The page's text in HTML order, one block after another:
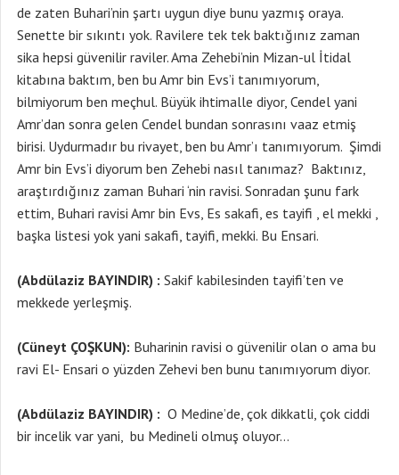
de zaten Buhari’nin şartı uygun diye bunu yazmış oraya.
Senette bir sıkıntı yok. Ravilere tek tek baktığınız zaman
sika hepsi güvenilir raviler. Ama Zehebi’nin Mizan-ul İtidal
kitabına baktım, ben bu Amr bin Evs’i tanımıyorum,
bilmiyorum ben meçhul. Büyük ihtimalle diyor, Cendel yani
Amr’dan sonra gelen Cendel bundan sonrasını vaaz etmiş
birisi. Uydurmadır bu rivayet, ben bu Amr’ı tanımıyorum. Şimdi
Amr bin Evs’i diyorum ben Zehebi nasıl tanımaz? Baktınız,
araştırdığınız zaman Buhari ‘nin ravisi. Sonradan şunu fark
ettim, Buhari ravisi Amr bin Evs, Es sakafi, es tayifi , el mekki ,
başka listesi yok yani sakafi, tayifi, mekki. Bu Ensari.
(Abdülaziz BAYINDIR) : Sakif kabilesinden tayifi’ten ve
mekkede yerleşmiş.
(Cüneyt ÇOŞKUN): Buharinin ravisi o güvenilir olan o ama bu
ravi El- Ensari o yüzden Zehevi ben bunu tanımıyorum diyor.
(Abdülaziz BAYINDIR) : O Medine’de, çok dikkatli, çok ciddi
bir incelik var yani, bu Medineli olmuş oluyor…